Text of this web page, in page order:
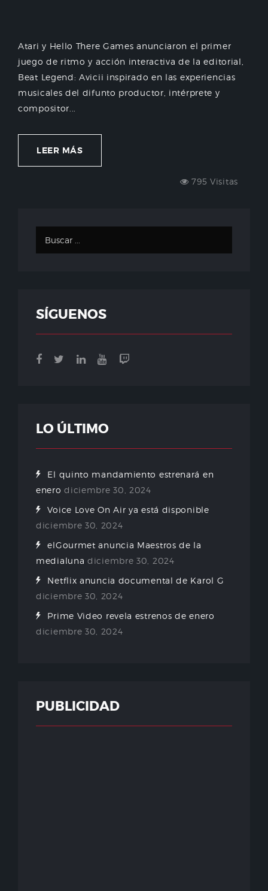
Atari y Hello There Games anunciaron el primer
juego de ritmo y acción interactiva de la editorial,
Beat Legend: Avicii inspirado en las experiencias
musicales del difunto productor, intérprete y
compositor...
LEER MÁS
795 Visitas
SÍGUENOS
LO ÚLTIMO
El quinto mandamiento estrenará en
enero diciembre 30, 2024
Voice Love On Air ya está disponible
diciembre 30, 2024
elGourmet anuncia Maestros de la
medialuna diciembre 30, 2024
Netflix anuncia documental de Karol G
diciembre 30, 2024
Prime Video revela estrenos de enero
diciembre 30, 2024
PUBLICIDAD